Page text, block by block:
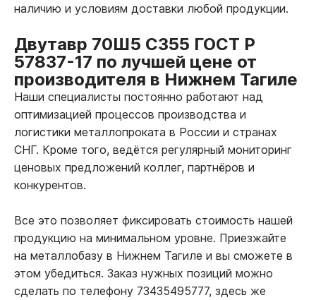
наличию и условиям доставки любой продукции.
Двутавр 70Ш5 С355 ГОСТ Р
57837-17 по лучшей цене от
производителя в Нижнем Тагиле
Наши специалисты постоянно работают над
оптимизацией процессов производства и
логистики металлопроката в России и странах
СНГ. Кроме того, ведётся регулярный мониторинг
ценовых предложений коллег, партнёров и
конкурентов.
Все это позволяет фиксировать стоимость нашей
продукцию на минимальном уровне. Приезжайте
на металлобазу в Нижнем Тагиле и вы сможете в
этом убедиться. Заказ нужных позиций можно
сделать по телефону 73435495777, здесь же